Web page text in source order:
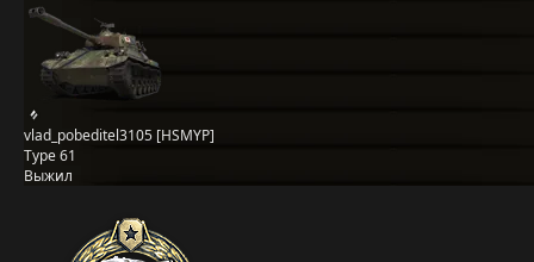
vlad_pobeditel3105 [HSMYP]
Type 61
Выжил